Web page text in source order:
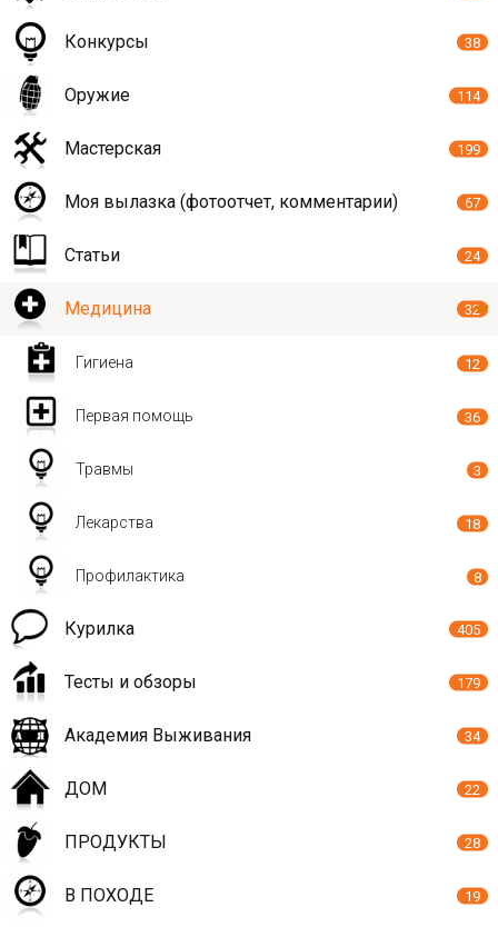
Конкурсы 38
Оружие 114
Мастерская 199
Моя вылазка (фотоотчет, комментарии) 67
Статьи 24
Медицина 32
Гигиена 12
Первая помощь 36
Травмы 3
Лекарства 18
Профилактика 8
Курилка 405
Тесты и обзоры 179
Академия Выживания 34
ДОМ 22
ПРОДУКТЫ 28
В ПОХОДЕ 19